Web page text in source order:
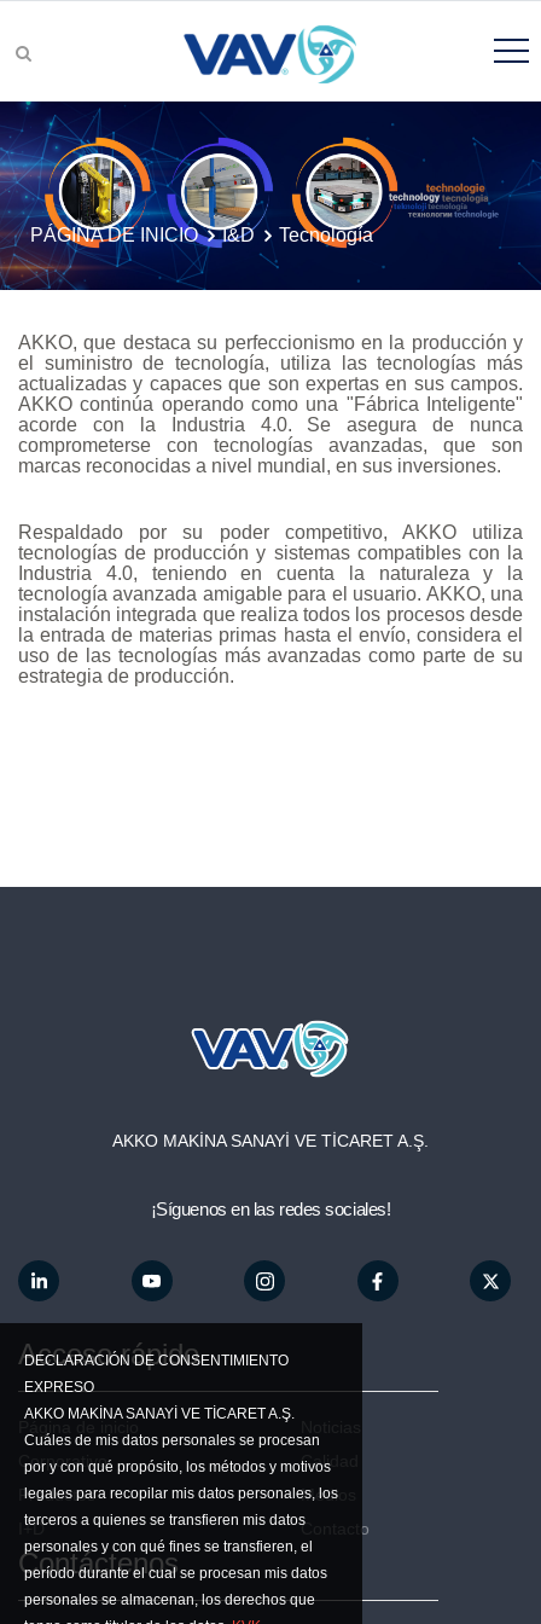
grupos de productos
I&D
Compañía
Calidad
Boletín electrónico
account_circle
PÁGINA DE INICIO I&D Tecnología
AKKO, que destaca su perfeccionismo en la producción y
el suministro de tecnología, utiliza las tecnologías más
actualizadas y capaces que son expertas en sus campos.
AKKO continúa operando como una "Fábrica Inteligente"
acorde con la Industria 4.0. Se asegura de nunca
comprometerse con tecnologías avanzadas, que son
marcas reconocidas a nivel mundial, en sus inversiones.
Respaldado por su poder competitivo, AKKO utiliza
tecnologías de producción y sistemas compatibles con la
Industria 4.0, teniendo en cuenta la naturaleza y la
tecnología avanzada amigable para el usuario. AKKO, una
instalación integrada que realiza todos los procesos desde
la entrada de materias primas hasta el envío, considera el
uso de las tecnologías más avanzadas como parte de su
estrategia de producción.
AKKO MAKİNA SANAYİ VE TİCARET A.Ş.
¡Síguenos en las redes sociales!
Acceso rápido
Corporativo
Productos
I+D
Calidad
Medios
Contacto
Contáctenos
DECLARACIÓN DE CONSENTIMIENTO
EXPRESO
AKKO MAKİNA SANAYİ VE TİCARET A.Ş.
Cuáles de mis datos personales se procesan
por y con qué propósito, los métodos y motivos
legales para recopilar mis datos personales, los
terceros a quienes se transfieren mis datos
personales y con qué fines se transfieren, el
período durante el cual se procesan mis datos
personales se almacenan, los derechos que